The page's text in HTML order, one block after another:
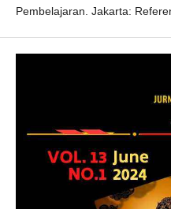
Pembelajaran. Jakarta: